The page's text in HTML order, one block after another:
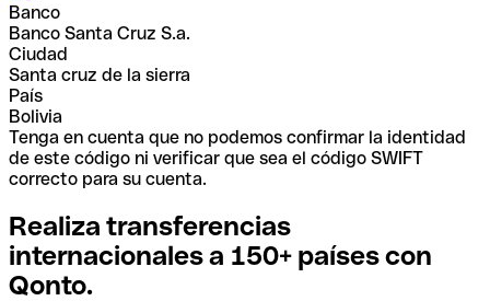
Banco
Banco Santa Cruz S.a.
Ciudad
Santa cruz de la sierra
País
Bolivia
Tenga en cuenta que no podemos confirmar la identidad
de este código ni verificar que sea el código SWIFT
correcto para su cuenta.
Realiza transferencias
internacionales a 150+ países con
Qonto.